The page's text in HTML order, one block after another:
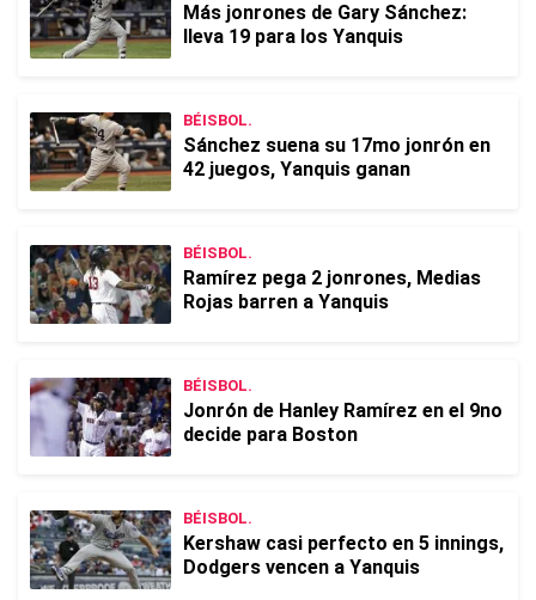
Más jonrones de Gary Sánchez:
lleva 19 para los Yanquis
BÉISBOL.
Sánchez suena su 17mo jonrón en
42 juegos, Yanquis ganan
BÉISBOL.
Ramírez pega 2 jonrones, Medias
Rojas barren a Yanquis
BÉISBOL.
Jonrón de Hanley Ramírez en el 9no
decide para Boston
BÉISBOL.
Kershaw casi perfecto en 5 innings,
Dodgers vencen a Yanquis